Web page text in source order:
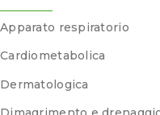
Apparato respiratorio
Cardiometabolica
Dermatologica